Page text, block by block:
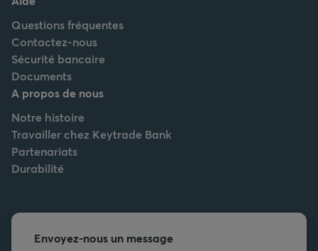
Questions fréquentes
Contactez-nous
Sécurité bancaire
Documents
A propos de nous
Notre histoire
Travailler chez Keytrade Bank
Partenariats
Durabilité
Envoyez-nous un message